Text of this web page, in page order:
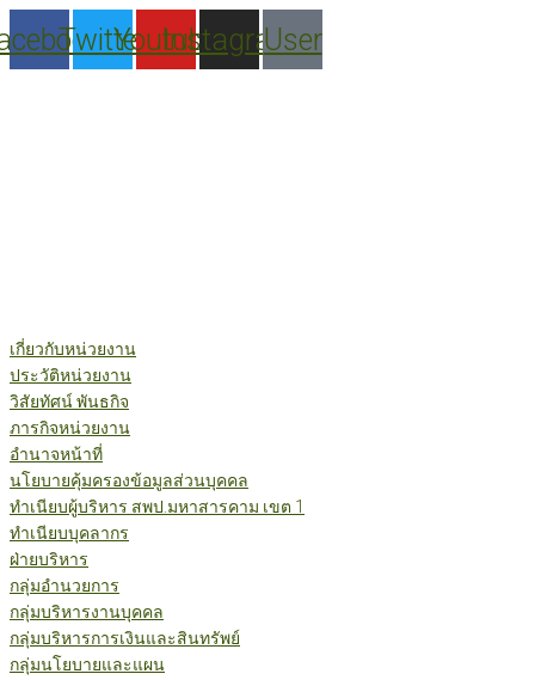
to
content
TwitterYoutube
Instagram
User
เกี่ยวกับหน่วยงาน
ประวัติหน่วยงาน
วิสัยทัศน์ พันธกิจ
ภารกิจหน่วยงาน
อำนาจหน้าที่
นโยบายคุ้มครองข้อมูลส่วนบุคคล
ทำเนียบผู้บริหาร สพป.มหาสารคาม เขต 1
ทำเนียบบุคลากร
ฝ่ายบริหาร
กลุ่มอำนวยการ
กลุ่มบริหารงานบุคคล
กลุ่มบริหารการเงินและสินทรัพย์
กลุ่มนโยบายและแผน